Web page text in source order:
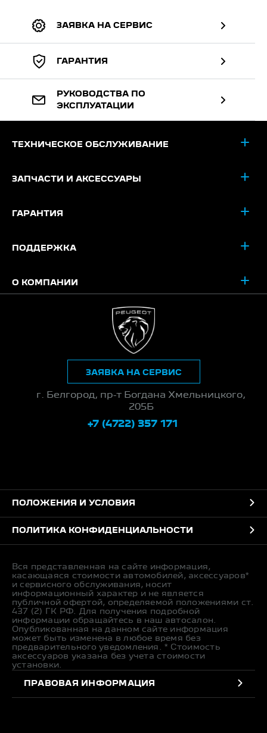
ЗАЯВКА НА СЕРВИС
ГАРАНТИЯ
РУКОВОДСТВА ПО
ЭКСПЛУАТАЦИИ
ТЕХНИЧЕСКОЕ ОБСЛУЖИВАНИЕ
ЗАПЧАСТИ И АКСЕССУАРЫ
ГАРАНТИЯ
ПОДДЕРЖКА
О КОМПАНИИ
г. Белгород, пр-т Богдана Хмельницкого,
205Б
+7 (4722) 357 171
ЗАЯВКА НА СЕРВИС
ПОЛОЖЕНИЯ И УСЛОВИЯ
ПОЛИТИКА КОНФИДЕНЦИАЛЬНОСТИ
Вся представленная на сайте информация,
касающаяся стоимости автомобилей, аксессуаров*
и сервисного обслуживания, носит
информационный характер и не является
публичной офертой, определяемой положениями ст.
437 (2) ГК РФ. Для получения подробной
информации обращайтесь в наш автосалон.
Опубликованная на данном сайте информация
может быть изменена в любое время без
предварительного уведомления. * Стоимость
аксессуаров указана без учета стоимости
установки.
ПРАВОВАЯ ИНФОРМАЦИЯ